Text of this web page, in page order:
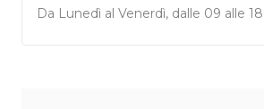
Da Lunedì al Venerdì, dalle 09 alle 18